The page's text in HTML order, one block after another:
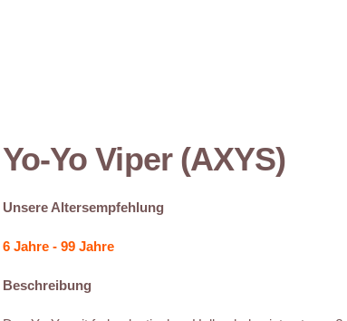
Yo-Yo Viper (AXYS)
Unsere Altersempfehlung
6 Jahre - 99 Jahre
Beschreibung